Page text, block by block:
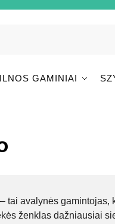
GAMINIAI
tai avalynės gamintojas,
ženklas dažniausiai